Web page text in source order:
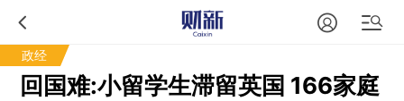
政经
回国难:小留学生滞留英国 166家庭